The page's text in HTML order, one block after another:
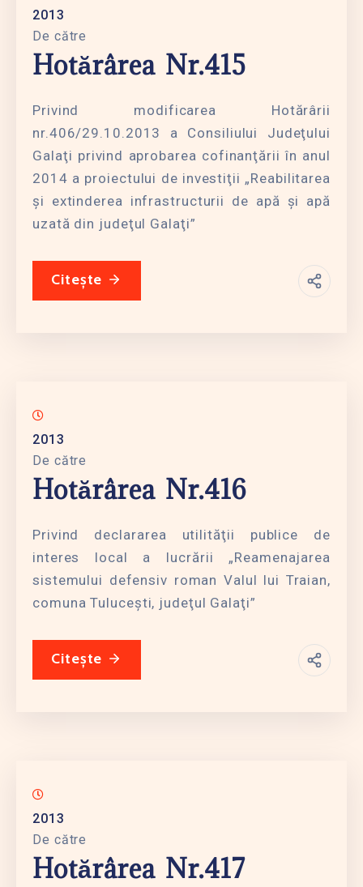
2013
De către
Hotărârea Nr.415
Privind modificarea Hotărârii
nr.406/29.10.2013 a Consiliului Judeţului
Galaţi privind aprobarea cofinanţării în anul
2014 a proiectului de investiţii „Reabilitarea
şi extinderea infrastructurii de apă şi apă
uzată din judeţul Galaţi”
Citește
2013
De către
Hotărârea Nr.416
Privind declararea utilităţii publice de
interes local a lucrării „Reamenajarea
sistemului defensiv roman Valul lui Traian,
comuna Tuluceşti, judeţul Galaţi”
Citește
2013
De către
Hotărârea Nr.417